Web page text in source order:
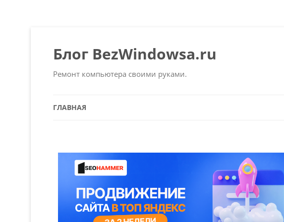
Блог BezWindowsa.ru
Ремонт компьютера своими руками.
ГЛАВНАЯ